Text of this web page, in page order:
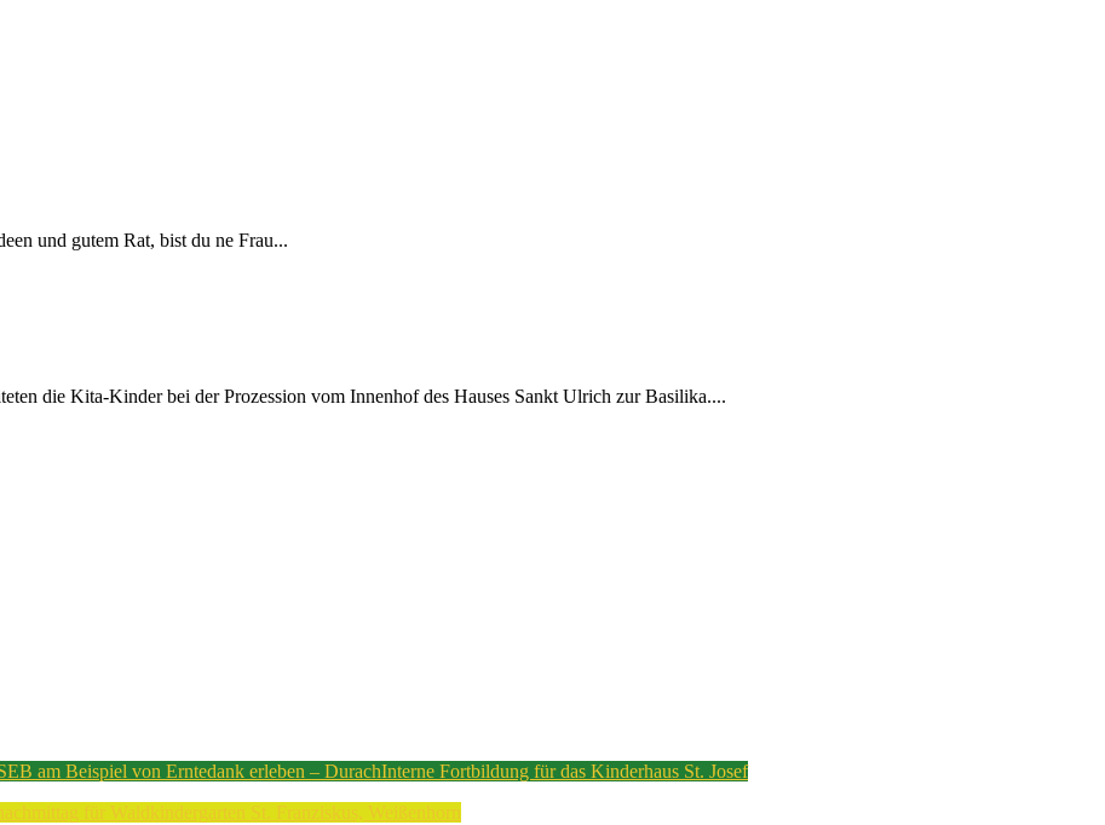
und gutem Rat, bist du ne Frau...
die Kita-Kinder bei der Prozession vom Innenhof des Hauses Sankt Ulrich zur Basilika....
am Beispiel von Erntedank erleben – DurachInterne Fortbildung für das Kinderhaus St. Josef
für Waldkindergarten St. Franziskus, Weißenhorn